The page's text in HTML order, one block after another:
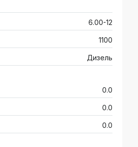
6.00-12
1100
Дизель
0.0
0.0
0.0